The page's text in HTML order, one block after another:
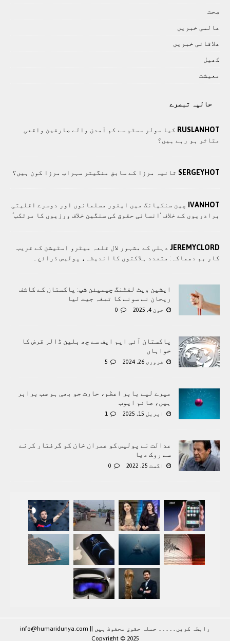
صحت
عالمی خبريں
علاقائی خبريں
کھيل
معيشت
حالیہ تبصرے
RUSLANHOT کیا سولر سسٹم سے کم آمدن والے صارفین واقعی
متاثر ہو رہے ہیں؟
SERGEYHOT ثانیہ مرزا کے سابق منگیتر سہراب مرزا کون ہیں؟
IVANHOT چین سنکیانگ میں ایغور مسلمانوں اور دوسرے اقلیتی
برادريوں کے خلاف ’انسانی حقوق کی سنگین خلاف ورزیوں کا مرتکب‘
JEREMYCLORD دہلی کے مشہور لال قلعہ میٹرو اسٹیشن کے قریب
کار بم دھماکہ: متعدد ہلاکتوں کا انديشہ، پولیس ذرائع۔
ایشین ویٹ لفٹنگ چیمپئن شپ: پاکستان کے کاشف
ریحان نے سونے کا تمغہ جیت لیا
جون 4, 2025 0
پاکستان آئی ایم ایف سے چھ بلین ڈالر قرض کا
خواہاں
فروری 26, 2024 5
میرے لیے بابر اعظم، حارث جو بھی ہو سب برابر
ہیں، صائم ایوب
اپریل 15, 2025 1
عدالت نے پولیس کو عمران خان کو گرفتار کرنے
سے روک دیا
اگست 25, 2022 0
رابطہ کريں۔۔۔۔۔ جملہ حقوق محفوظ ہيں | info@humaridunya.com |
Copyright © 2025